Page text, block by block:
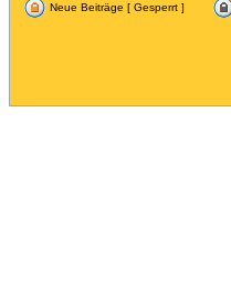
Neue Beiträge [ Gesperrt ]